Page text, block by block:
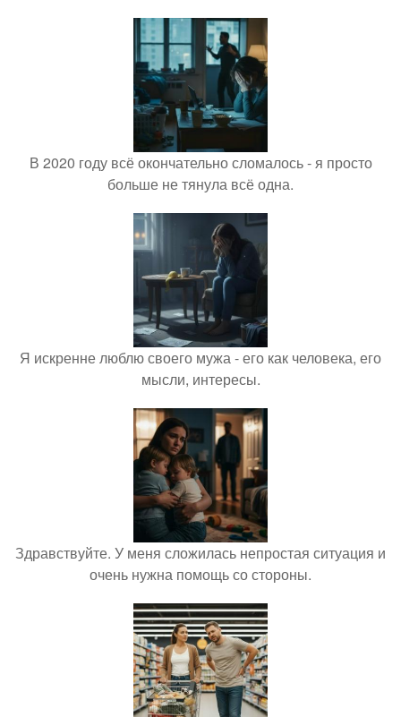
В 2020 году всё окончательно сломалось - я просто
больше не тянула всё одна.
Я искренне люблю своего мужа - его как человека, его
мысли, интересы.
Здравствуйте. У меня сложилась непростая ситуация и
очень нужна помощь со стороны.